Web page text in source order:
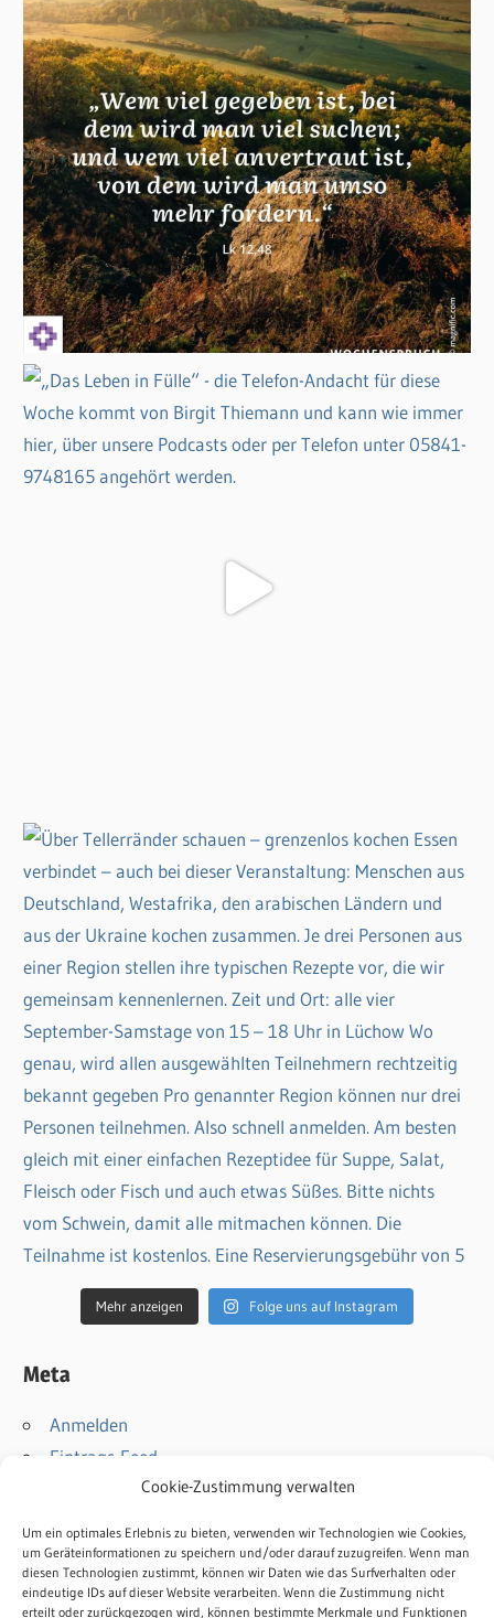
Cookie-Zustimmung verwalten
Um ein optimales Erlebnis zu bieten, verwenden wir Technologien wie Cookies,
um Geräteinformationen zu speichern und/oder darauf zuzugreifen. Wenn man
diesen Technologien zustimmt, können wir Daten wie das Surfverhalten oder
eindeutige IDs auf dieser Website verarbeiten. Wenn die Zustimmung nicht
erteilt oder zurückgezogen wird, können bestimmte Merkmale und Funktionen
Mehr anzeigen Folge uns auf Instagram
Meta
Anmelden
Eintrags-Feed
Kommentar-Feed
Kontakt
Impressum